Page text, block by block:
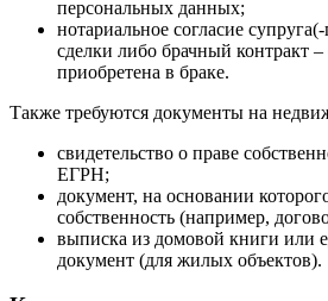
персональных данных;
нотариальное согласие
сделки либо брачный контракт
приобретена в браке.
Также требуются документы на
свидетельство о праве
ЕГРН;
документ, на основании
собственность (например,
выписка из домовой книги
документ (для жилых объектов).